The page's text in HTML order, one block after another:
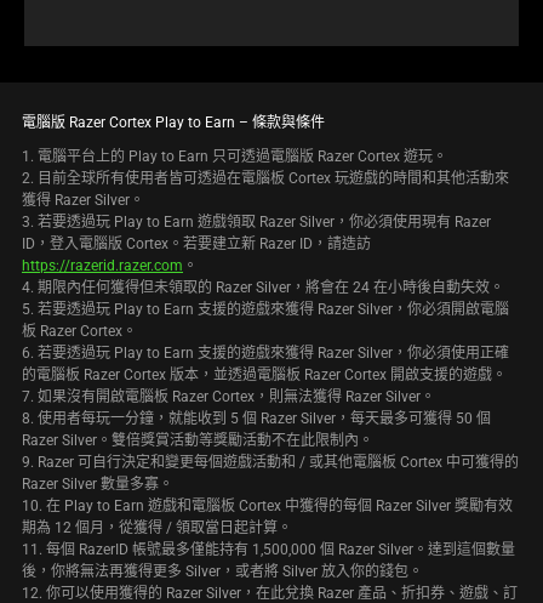
電腦版 Razer Cortex Play to Earn – 條款與條件
1. 電腦平台上的 Play to Earn 只可透過電腦版 Razer Cortex 遊玩。
2. 目前全球所有使用者皆可透過在電腦板 Cortex 玩遊戲的時間和其他活動來
獲得 Razer Silver。
3. 若要透過玩 Play to Earn 遊戲領取 Razer Silver，你必須使用現有 Razer
ID，登入電腦版 Cortex。若要建立新 Razer ID，請造訪
https://razerid.razer.com 。
4. 期限內任何獲得但未領取的 Razer Silver，將會在 24 在小時後自動失效。
5. 若要透過玩 Play to Earn 支援的遊戲來獲得 Razer Silver，你必須開啟電腦
板 Razer Cortex。
6. 若要透過玩 Play to Earn 支援的遊戲來獲得 Razer Silver，你必須使用正確
的電腦板 Razer Cortex 版本，並透過電腦板 Razer Cortex 開啟支援的遊戲。
7. 如果沒有開啟電腦板 Razer Cortex，則無法獲得 Razer Silver。
8. 使用者每玩一分鐘，就能收到 5 個 Razer Silver，每天最多可獲得 50 個
Razer Silver。雙倍獎賞活動等獎勵活動不在此限制內。
9. Razer 可自行決定和變更每個遊戲活動和 / 或其他電腦板 Cortex 中可獲得的
Razer Silver 數量多寡。
10. 在 Play to Earn 遊戲和電腦板 Cortex 中獲得的每個 Razer Silver 獎勵有效
期為 12 個月，從獲得 / 領取當日起計算。
11. 每個 RazerID 帳號最多僅能持有 1,500,000 個 Razer Silver。達到這個數量
後，你將無法再獲得更多 Silver，或者將 Silver 放入你的錢包。
12. 你可以使用獲得的 Razer Silver，在此兌換 Razer 產品、折扣券、遊戲、訂